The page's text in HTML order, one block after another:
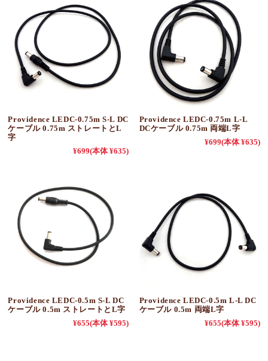
Providence LEDC-0.75m S-L DC
ケーブル 0.75m ストレートとL
字
¥699(本体 ¥635)
Providence LEDC-0.75m L-L
DCケーブル 0.75m 両端L字
¥699(本体 ¥635)
Providence LEDC-0.5m S-L DC
ケーブル 0.5m ストレートとL字
¥655(本体 ¥595)
Providence LEDC-0.5m L-L DC
ケーブル 0.5m 両端L字
¥655(本体 ¥595)